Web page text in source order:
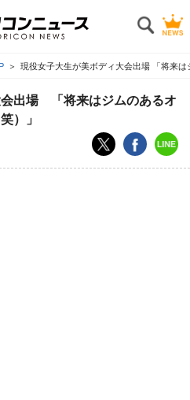
現役女子大生が美ボディ大会出場 「将来
出場 「将来はジムのあるオ
）」